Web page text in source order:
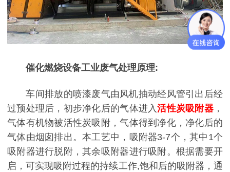
催化燃烧设备工业废气处理原理:
车间排放的喷漆废气由风机抽动经风管引出后经
过预处理后，初步净化后的气体进入活性炭吸附器 ，
气体有机物被活性炭吸附，气体得到净化，净化后的
气体由烟囱排出。本工艺中，吸附器3-7个，其中1个
吸附器进行脱附，其余吸附器进行吸附。根据需要开
启，可实现吸附过程的持续工作,饱和后的吸附器，通